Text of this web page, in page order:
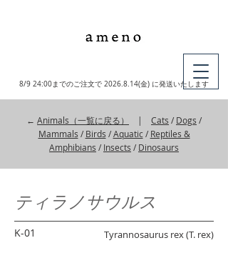
8/9 24:00までのご注文で 2026.8.14(金) に発送いたします
← Animals（一覧に戻る） | Cats / Dogs /
Mammals / Birds /Aquatic/ Reptiles &
Amphibians / Insects / Dinosaurs
ティラノサウルス
K-01 Tyrannosaurus rex (T. rex)